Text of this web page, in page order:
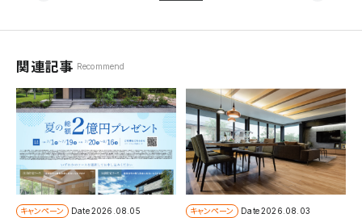
関連記事 Recommend
キャンペーン Date2026.08.05 キャンペーン Date2026.08.03